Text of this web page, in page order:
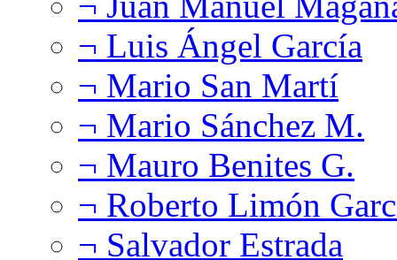
¬ Luis Ángel García
¬ Mario San Martí
¬ Mario Sánchez M.
¬ Mauro Benites G.
¬ Roberto Limón
¬ Salvador Estrada